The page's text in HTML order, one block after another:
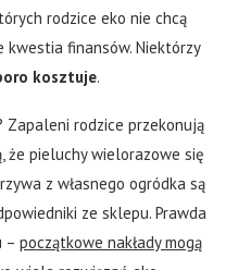
rodzice eko nie chcą
kwestia finansów. Niektórzy
kosztuje.
rodzice przekonują
że pieluchy wielorazowe się
z własnego ogródka są
ze sklepu. Prawda
– początkowe nakłady mogą